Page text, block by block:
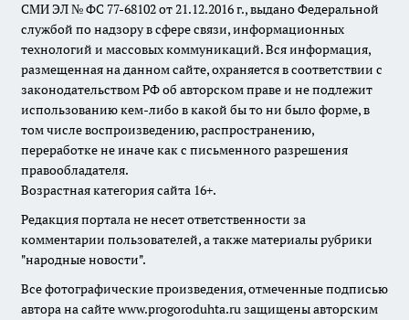
СМИ ЭЛ № ФС 77-68102 от 21.12.2016 г., выдано Федеральной
службой по надзору в сфере связи, информационных
технологий и массовых коммуникаций. Вся информация,
размещенная на данном сайте, охраняется в соответствии с
законодательством РФ об авторском праве и не подлежит
использованию кем-либо в какой бы то ни было форме, в
том числе воспроизведению, распространению,
переработке не иначе как с письменного разрешения
правообладателя.
Возрастная категория сайта 16+.
Редакция портала не несет ответственности за
комментарии пользователей, а также материалы рубрики
"народные новости".
Все фотографические произведения, отмеченные подписью
автора на сайте www.progoroduhta.ru защищены авторским